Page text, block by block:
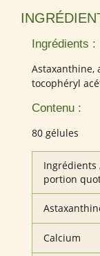
Ingrédients :
Astaxanthine,
tocophéryl
Contenu :
80 gélules
Ingrédients
portion
Calcium